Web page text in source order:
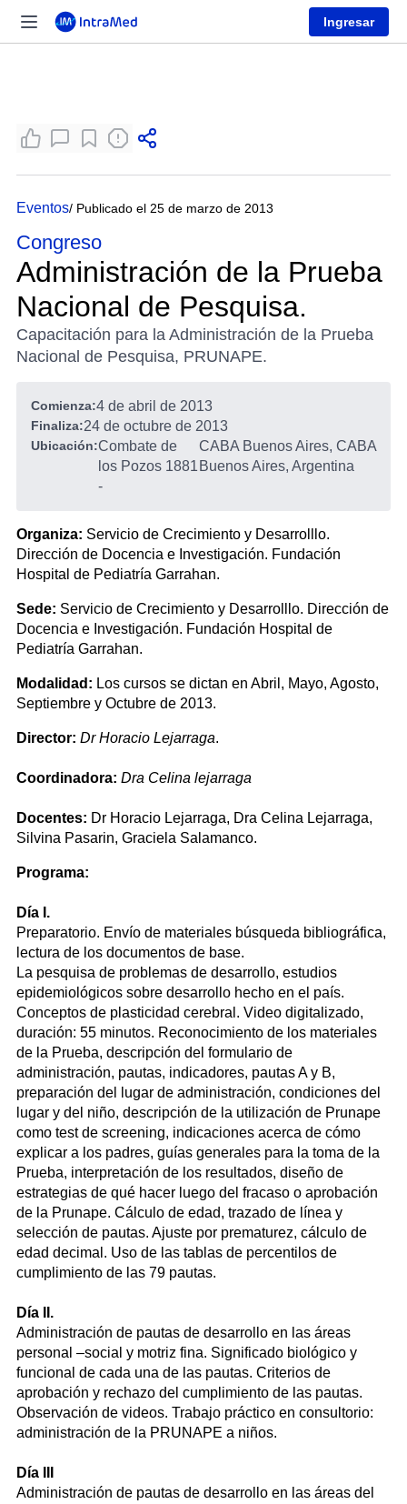
Ingresar
Eventos/ Publicado el 25 de marzo de 2013
Congreso
Administración de la Prueba
Nacional de Pesquisa.
Capacitación para la Administración de la Prueba
Nacional de Pesquisa, PRUNAPE.
Comienza:4 de abril de 2013
Finaliza:24 de octubre de 2013
Ubicación:Combate de
los Pozos 1881
-
CABA Buenos Aires, CABA
Buenos Aires, Argentina
Organiza: Servicio de Crecimiento y Desarrolllo.
Dirección de Docencia e Investigación. Fundación
Hospital de Pediatría Garrahan.
Sede: Servicio de Crecimiento y Desarrolllo. Dirección de
Docencia e Investigación. Fundación Hospital de
Pediatría Garrahan.
Modalidad: Los cursos se dictan en Abril, Mayo, Agosto,
Septiembre y Octubre de 2013.
Director: Dr Horacio Lejarraga.
Coordinadora: Dra Celina lejarraga
Docentes: Dr Horacio Lejarraga, Dra Celina Lejarraga,
Silvina Pasarin, Graciela Salamanco.
Programa:
Día I.
Preparatorio. Envío de materiales búsqueda bibliográfica,
lectura de los documentos de base.
La pesquisa de problemas de desarrollo, estudios
epidemiológicos sobre desarrollo hecho en el país.
Conceptos de plasticidad cerebral. Video digitalizado,
duración: 55 minutos. Reconocimiento de los materiales
de la Prueba, descripción del formulario de
administración, pautas, indicadores, pautas A y B,
preparación del lugar de administración, condiciones del
lugar y del niño, descripción de la utilización de Prunape
como test de screening, indicaciones acerca de cómo
explicar a los padres, guías generales para la toma de la
Prueba, interpretación de los resultados, diseño de
estrategias de qué hacer luego del fracaso o aprobación
de la Prunape. Cálculo de edad, trazado de línea y
selección de pautas. Ajuste por prematurez, cálculo de
edad decimal. Uso de las tablas de percentilos de
cumplimiento de las 79 pautas.
Día II.
Administración de pautas de desarrollo en las áreas
personal –social y motriz fina. Significado biológico y
funcional de cada una de las pautas. Criterios de
aprobación y rechazo del cumplimiento de las pautas.
Observación de videos. Trabajo práctico en consultorio:
administración de la PRUNAPE a niños.
Día III
Administración de pautas de desarrollo en las áreas del